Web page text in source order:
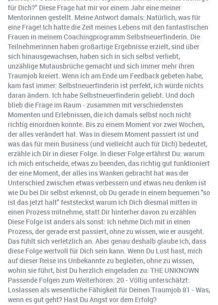
für Dich?" Diese Frage hat mir vor einem Jahr eine meiner
Mentorinnen gestellt. Meine Antwort damals: Natürlich, was für
eine Frage! Ich hatte die Zeit meines Lebens mit den fantastischen
Frauen in meinem Coachingprogramm Selbstneuerfinderin. Die
Teilnehmerinnen haben großartige Ergebnisse erzielt, sind über
sich hinausgewachsen, haben sich in sich selbst verliebt,
unzählige Mutausbrüche gemacht und sich immer mehr ihren
Traumjob kreiert. Wenn ich am Ende um Feedback gebeten habe,
kam fast immer: Selbstneuerfinderin ist perfekt, ich würde nichts
daran ändern. Ich habe Selbstneuerfinderin geliebt. Und doch
blieb die Frage im Raum - zusammen mit verschiedensten
Momenten und Erlebnissen, die ich damals selbst noch nicht
richtig einordnen konnte. Bis zu einem Moment vor zwei Wochen,
der alles verändert hat. Was in diesem Moment passiert ist und
was das für mein Business (und vielleicht auch für Dich) bedeutet,
erzähle ich Dir in dieser Folge. In dieser Folge erfährst Du: warum
ich mich entscheide, etwas zu beenden, das richtig gut funktioniert
der eine Moment, der alles ins Wanken gebracht hat was der
Unterschied zwischen etwas verbessern und etwas neu denken ist
wie Du bei Dir selbst erkennst, ob Du gerade in einem bequemen "so
ist das jetzt halt" feststeckst warum ich Dich diesmal mitten in
einen Prozess mitnehme, statt Dir hinterher davon zu erzählen
Diese Folge ist anders als sonst: Ich nehme Dich mit in einen
Prozess, der gerade erst passiert, ohne zu wissen, wie er ausgeht.
Das fühlt sich verletzlich an. Aber genau deshalb glaube ich, dass
diese Folge wertvoll für Dich sein kann. Wenn Du Lust hast, mich
auf dieser Reise ins Unbekannte zu begleiten, ohne zu wissen,
wohin sie führt, bist Du herzlich eingeladen zu: THE UNKNOWN
Passende Folgen zum Weiterhören: 20 - Völlig unterschätzt:
Loslassen als wesentliche Fähigkeit für Deinen Traumjob 81 - Was,
wenn es gut geht? Hast Du Angst vor dem Erfolg?